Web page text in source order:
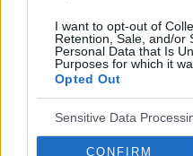
I want to opt-out of
Retention, Sale, and/or
Personal Data that Is
Purposes for which it
Opted Out
Sensitive Data
CONFIRM
Reklama: